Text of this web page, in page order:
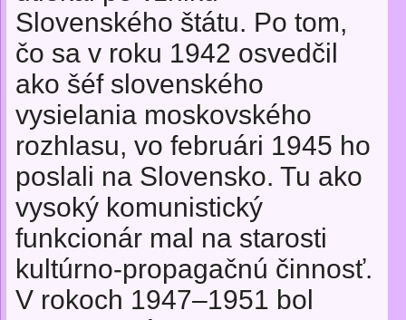
Slovenského štátu. Po tom,
čo sa v roku 1942 osvedčil
ako šéf slovenského
vysielania moskovského
rozhlasu, vo februári 1945 ho
poslali na Slovensko. Tu ako
vysoký komunistický
funkcionár mal na starosti
kultúrno-propagačnú činnosť.
V rokoch 1947–1951 bol